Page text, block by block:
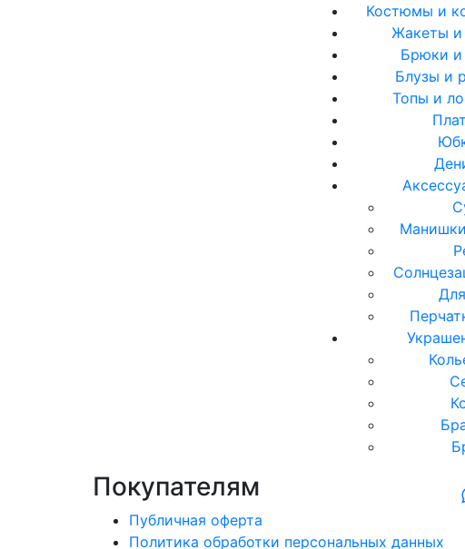
Костюмы и
Жакеты
Брюки
Блузы и
Топы и
Покупателям
Публичная оферта
Политика обработки персональных данных